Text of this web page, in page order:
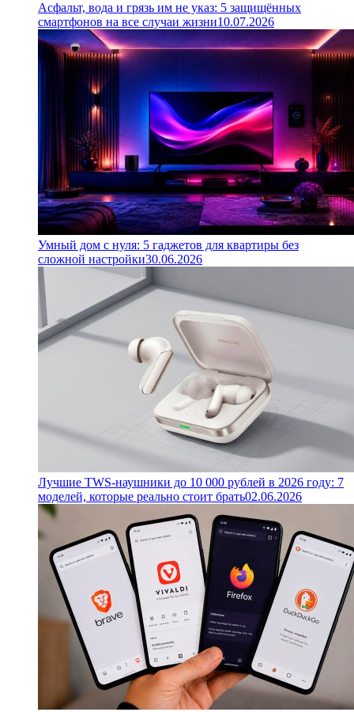
Асфальт, вода и грязь им не указ: 5 защищённых
смартфонов на все случаи жизни10.07.2026
Умный дом с нуля: 5 гаджетов для квартиры без
сложной настройки30.06.2026
Лучшие TWS-наушники до 10 000 рублей в 2026 году: 7
моделей, которые реально стоит брать02.06.2026